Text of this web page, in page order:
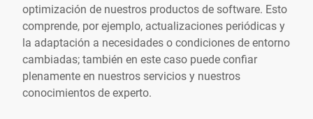
optimización de nuestros productos de software. Esto
comprende, por ejemplo, actualizaciones periódicas y
la adaptación a necesidades o condiciones de entorno
cambiadas; también en este caso puede confiar
plenamente en nuestros servicios y nuestros
conocimientos de experto.